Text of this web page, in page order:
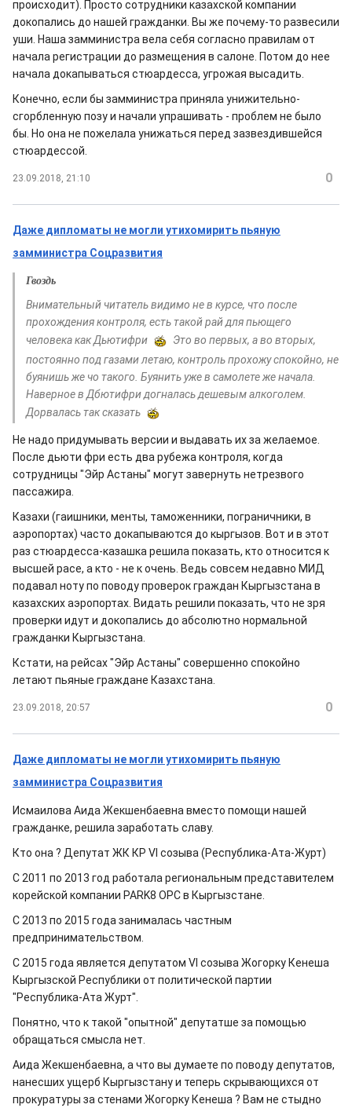
происходит). Просто сотрудники казахской компании
докопались до нашей гражданки. Вы же почему-то развесили
уши. Наша замминистра вела себя согласно правилам от
начала регистрации до размещения в салоне. Потом до нее
начала докапываться стюардесса, угрожая высадить.
Конечно, если бы замминистра приняла унижительно-
сгорбленную позу и начали упрашивать - проблем не было
бы. Но она не пожелала унижаться перед зазвездившейся
стюардессой.
23.09.2018, 21:10 0
Даже дипломаты не могли утихомирить пьяную
замминистра Соцразвития
Гвоздь
Внимательный читатель видимо не в курсе, что после
прохождения контроля, есть такой рай для пьющего
человека как Дьютифри
Это во первых, а во вторых,
постоянно под газами летаю, контроль прохожу спокойно, не
буянишь же чо такого. Буянить уже в самолете же начала.
Наверное в Дбютифри догналась дешевым алкоголем.
Дорвалась так сказать
Не надо придумывать версии и выдавать их за желаемое.
После дьюти фри есть два рубежа контроля, когда
сотрудницы "Эйр Астаны" могут завернуть нетрезвого
пассажира.
Казахи (гаишники, менты, таможенники, пограничники, в
аэропортах) часто докапываются до кыргызов. Вот и в этот
раз стюардесса-казашка решила показать, кто относится к
высшей расе, а кто - не к очень. Ведь совсем недавно МИД
подавал ноту по поводу проверок граждан Кыргызстана в
казахских аэропортах. Видать решили показать, что не зря
проверки идут и докопались до абсолютно нормальной
гражданки Кыргызстана.
Кстати, на рейсах "Эйр Астаны" совершенно спокойно
летают пьяные граждане Казахстана.
23.09.2018, 20:57 0
Даже дипломаты не могли утихомирить пьяную
замминистра Соцразвития
Исмаилова Аида Жекшенбаевна вместо помощи нашей
гражданке, решила заработать славу.
Кто она ? Депутат ЖК КР VI созыва (Республика-Ата-Журт)
С 2011 по 2013 год работала региональным представителем
корейской компании PARK8 OPC в Кыргызстане.
С 2013 по 2015 года занималась частным
предпринимательством.
С 2015 года является депутатом VI созыва Жогорку Кенеша
Кыргызской Республики от политической партии
"Республика-Ата Журт".
Понятно, что к такой "опытной" депутатше за помощью
обращаться смысла нет.
Аида Жекшенбаевна, а что вы думаете по поводу депутатов,
нанесших ущерб Кыргызстану и теперь скрывающихся от
прокуратуры за стенами Жогорку Кенеша ? Вам не стыдно